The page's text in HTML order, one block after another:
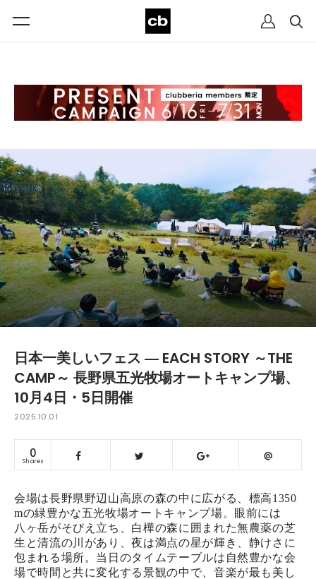
日本一美しいフェス ― EACH STORY ～THE
CAMP～ 長野県五光牧場オートキャンプ場、
10月4日・5日開催
2025.10.01
0
Shares
会場は長野県野辺山高原の森の中に広がる、標高1350
mの緑豊かな五光牧場オートキャンプ場。眼前には
八ヶ岳がそびえ立ち、白樺の森に囲まれた無農薬の芝
生と清流の川があり、夜は満点の星が輝き、静けさに
包まれる場所。当日のタイムテーブルは自然豊かな会
場で時間と共に変化する景観の中で、音楽が最も美し